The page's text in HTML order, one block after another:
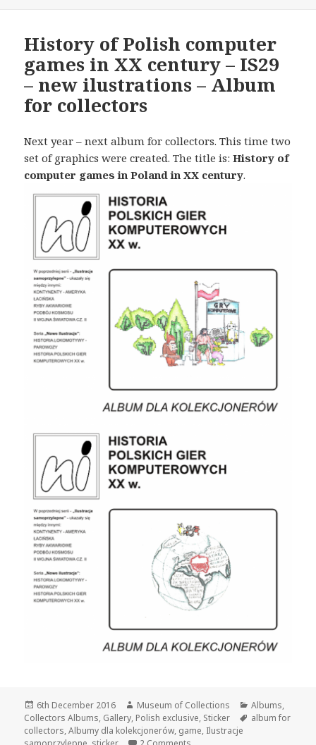
History of Polish computer
games in XX century – IS29
– new ilustrations – Album
for collectors
Next year – next album for collectors. This time two
set of graphics were created. The title is:History of
computer games in Poland in XX century.
Posted
on
6th December 2016 Author
Museum of Collections Categories
Albums,
Collectors Albums, Gallery, Polish exclusive, Sticker Tags
album for
collectors,Albumy dla kolekcjonerów, game, Ilustracje